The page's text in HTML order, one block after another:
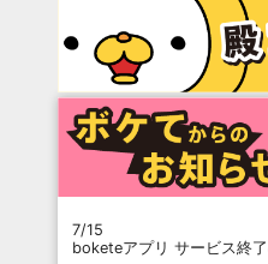
7/15
boketeアプリ サービス終